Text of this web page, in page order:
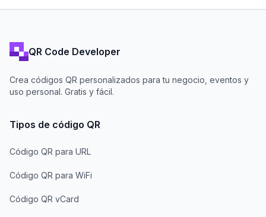
QR Code Developer
Crea códigos QR personalizados para tu negocio, eventos y
uso personal. Gratis y fácil.
Tipos de código QR
Código QR para URL
Código QR para WiFi
Código QR vCard